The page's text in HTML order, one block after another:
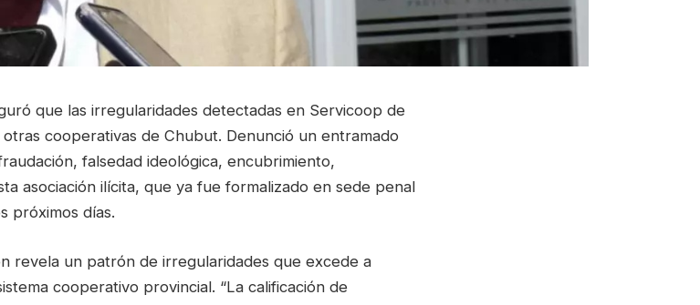
que las irregularidades detectadas en Servicoop de
cooperativas de Chubut. Denunció un entramado
falsedad ideológica, encubrimiento,
asociación ilícita, que ya fue formalizado en sede penal
próximos días.
revela un patrón de irregularidades que excede a
cooperativo provincial. “La calificación de